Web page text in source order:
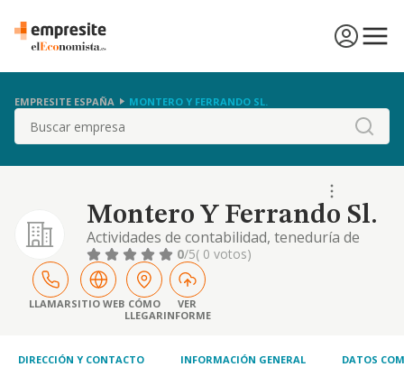
EMPRESITE ESPAÑA MONTERO Y FERRANDO SL.
Buscar
Montero Y Ferrando Sl.
Actividades de contabilidad, teneduría de
libros, auditoría y asesoría fiscal
0/5( 0 votos)
LLAMARSITIO WEB CÓMO
LLEGAR
VER
INFORME
DIRECCIÓN Y CONTACTO INFORMACIÓN GENERAL DATOS